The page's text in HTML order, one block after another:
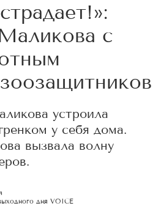
с
устроила
у себя дома.
вызвала волну
дня VOICE